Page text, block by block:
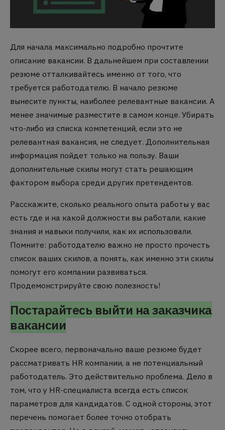
Для начала максимально подробно прочтите
описание вакансии. В дальнейшем при составлении
резюме отталкивайтесь именно от того, что
требуется работодателю. В начало резюме
вынесите пункты, наиболее релевантные вакансии. А
менее значимые разместите в самом конце. Убирать
что-либо из списка компетенций, если это не
релевантная вакансия, не следует. Дополнительная
информация пойдет только на пользу. Ваши
дополнительные скилы могут стать решающим
фактором выбора среди других претендентов.
Расскажите, сколько реального опыта работы у вас
есть где и на какой должности вы работали, какие
знания и навыки получили, как их использовали.
Помните: работодателю важно не просто прочесть
список ваших скилов, а понять, как именно эти скилы
помогут его компании развиваться.
Продемонстрируйте свою полезность!
Постарайтесь выйти на заказчика
вакансии
Скорее всего, первоначально ваше резюме будет
рассматривать HR компании, а не потенциальный
работодатель. Это действительно проблема. Дело в
том, что у HR-специалиста всегда есть список
параметров для кандидатов. С одной стороны, этот
перечень помогает более точно отобрать